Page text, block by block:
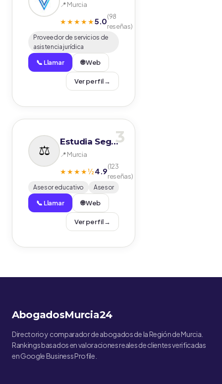
📍 Murcia
★★★★★5.0(98
reseñas)
Proveedor de servicios de
asistencia jurídica
📞 Llamar 🌐 Web
Ver perfil →
3
Estudia Seguro
📍 Murcia
★★★★½4.9(123
reseñas)
Asesor educativo Asesor
📞 Llamar 🌐 Web
Ver perfil →
AbogadosMurcia24
Directorio y comparador de abogados de la Región de Murcia.
Rankings basados en valoraciones reales de clientes verificadas
en Google Business Profile.